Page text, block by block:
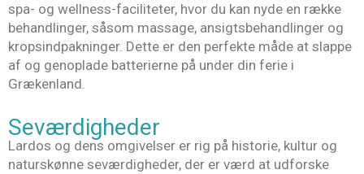
spa- og wellness-faciliteter, hvor du kan nyde en række
behandlinger, såsom massage, ansigtsbehandlinger og
kropsindpakninger. Dette er den perfekte måde at slappe
af og genoplade batterierne på under din ferie i
Grækenland.
Seværdigheder
Lardos og dens omgivelser er rig på historie, kultur og
naturskønne seværdigheder, der er værd at udforske